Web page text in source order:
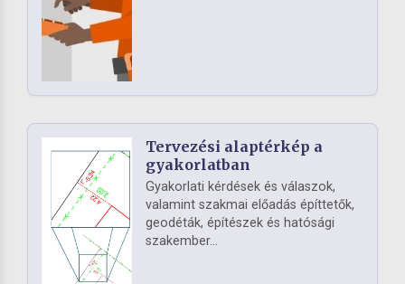
Tervezési alaptérkép a
gyakorlatban
Gyakorlati kérdések és válaszok,
valamint szakmai előadás építtetők,
geodéták, építészek és hatósági
szakember...